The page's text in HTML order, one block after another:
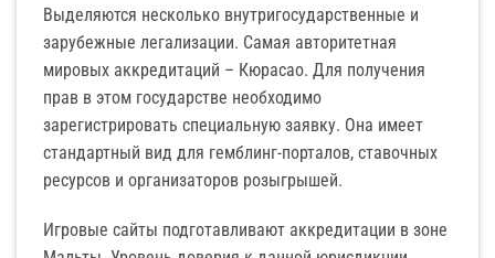
Выделяются несколько внутригосударственные и
зарубежные легализации. Самая авторитетная
мировых аккредитаций – Кюрасао. Для получения
прав в этом государстве необходимо
зарегистрировать специальную заявку. Она имеет
стандартный вид для гемблинг-порталов, ставочных
ресурсов и организаторов розыгрышей.
Игровые сайты подготавливают аккредитации в зоне